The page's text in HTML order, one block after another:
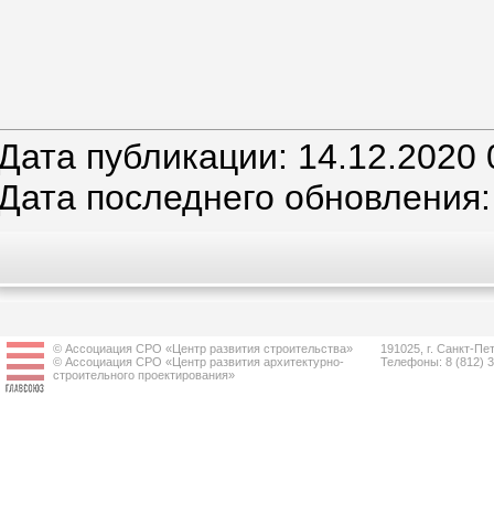
публикации: 14.12.2020
последнего
© Ассоциация СРО «Центр развития строительства»
© Ассоциация СРО «Центр развития архитектурно-
строительного проектирования»
191025, г. Санкт-
Телефоны: 8 (812)